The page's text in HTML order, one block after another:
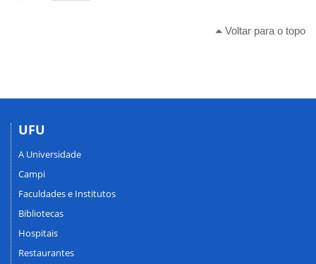
Voltar para o topo
UFU
A Universidade
Campi
Faculdades e Institutos
Bibliotecas
Hospitais
Restaurantes